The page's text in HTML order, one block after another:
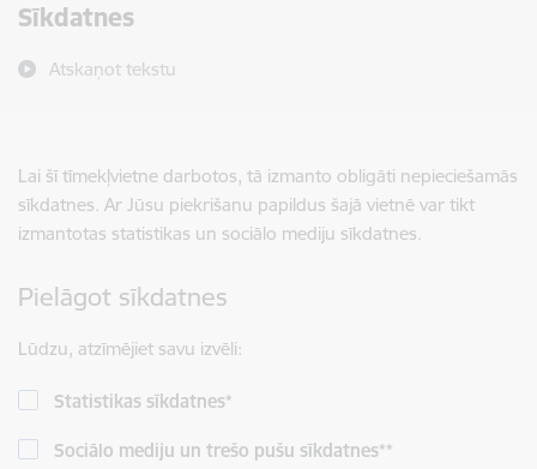
Sīkdatnes
Atskaņot tekstu
Lai šī tīmekļvietne darbotos, tā izmanto obligāti nepieciešamās
sīkdatnes. Ar Jūsu piekrišanu papildus šajā vietnē var tikt
izmantotas statistikas un sociālo mediju sīkdatnes.
Pielāgot sīkdatnes
Lūdzu, atzīmējiet savu izvēli:
Statistikas sīkdatnes*
Sociālo mediju un trešo pušu sīkdatnes**